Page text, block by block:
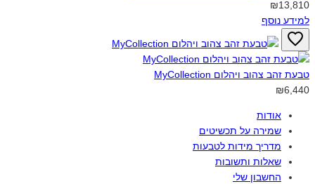
₪13,810
למידע נוסף
טבעת זהב צהוב ויהלום MyCollection‎
₪6,440
אודות
שמירה על תכשיטים
מדריך מידות לטבעות
שאלות ותשובות
החשבון שלי